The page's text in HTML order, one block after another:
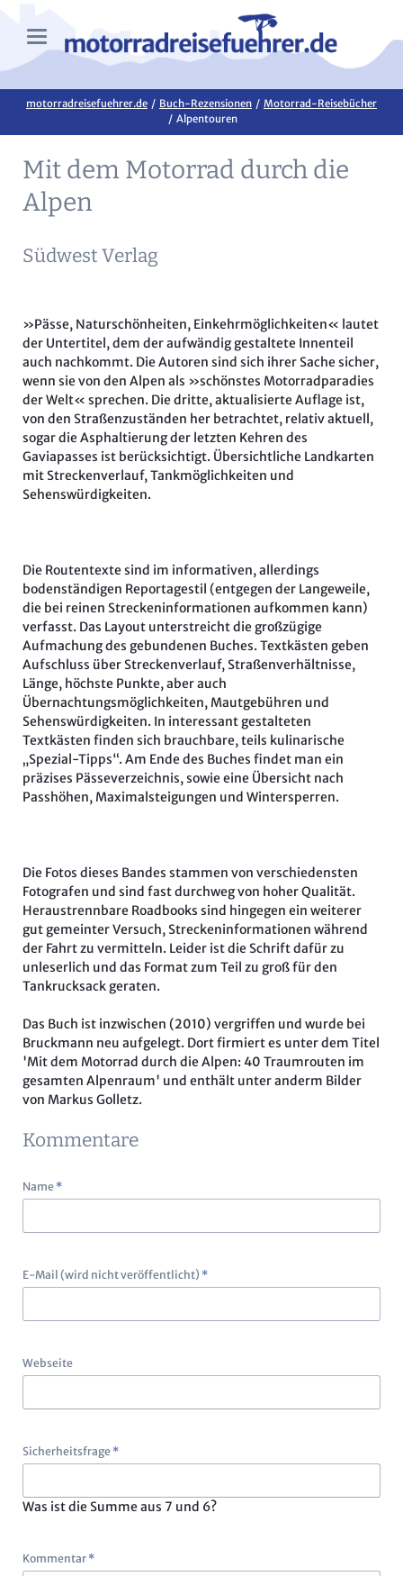
motorradreisefuehrer.de Buch-Rezensionen
Motorrad-Reisebücher
Alpentouren
Mit dem Motorrad durch die
Alpen
Südwest Verlag
»Pässe, Naturschönheiten, Einkehrmöglichkeiten« lautet
der Untertitel, dem der aufwändig gestaltete Innenteil
auch nachkommt. Die Autoren sind sich ihrer Sache sicher,
wenn sie von den Alpen als »schönstes Motorradparadies
der Welt« sprechen. Die dritte, aktualisierte Auflage ist,
von den Straßenzuständen her betrachtet, relativ aktuell,
sogar die Asphaltierung der letzten Kehren des
Gaviapasses ist berücksichtigt. Übersichtliche Landkarten
mit Streckenverlauf, Tankmöglichkeiten und
Sehenswürdigkeiten.
Die Routentexte sind im informativen, allerdings
bodenständigen Reportagestil (entgegen der Langeweile,
die bei reinen Streckeninformationen aufkommen kann)
verfasst. Das Layout unterstreicht die großzügige
Aufmachung des gebundenen Buches. Textkästen geben
Aufschluss über Streckenverlauf, Straßenverhältnisse,
Länge, höchste Punkte, aber auch
Übernachtungsmöglichkeiten, Mautgebühren und
Sehenswürdigkeiten. In interessant gestalteten
Textkästen finden sich brauchbare, teils kulinarische
„Spezial-Tipps“. Am Ende des Buches findet man ein
präzises Pässeverzeichnis, sowie eine Übersicht nach
Passhöhen, Maximalsteigungen und Wintersperren.
Die Fotos dieses Bandes stammen von verschiedensten
Fotografen und sind fast durchweg von hoher Qualität.
Heraustrennbare Roadbooks sind hingegen ein weiterer
gut gemeinter Versuch, Streckeninformationen während
der Fahrt zu vermitteln. Leider ist die Schrift dafür zu
unleserlich und das Format zum Teil zu groß für den
Tankrucksack geraten.
Das Buch ist inzwischen (2010) vergriffen und wurde bei
Bruckmann neu aufgelegt. Dort firmiert es unter dem Titel
'Mit dem Motorrad durch die Alpen: 40 Traumrouten im
gesamten Alpenraum' und enthält unter anderm Bilder
von Markus Golletz.
Kommentare
Pflichtfeld
Name *
Pflichtfeld
E-Mail (wird nicht veröffentlicht) *
Webseite
Pflichtfeld
Sicherheitsfrage *
Was ist die Summe aus 7 und 6?
Pflichtfeld
Kommentar *